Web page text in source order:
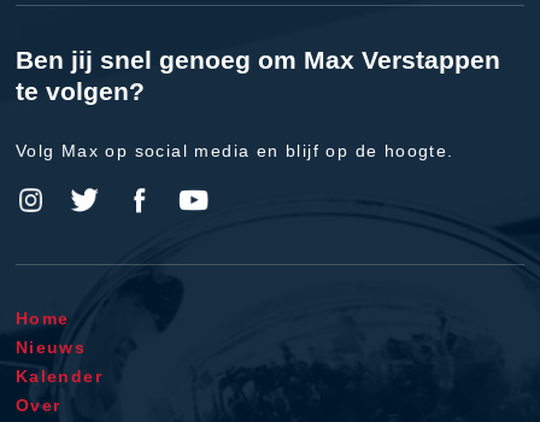
Ben jij snel genoeg om Max Verstappen
te volgen?
Volg Max op social media en blijf op de hoogte.
Home
Nieuws
Kalender
Over